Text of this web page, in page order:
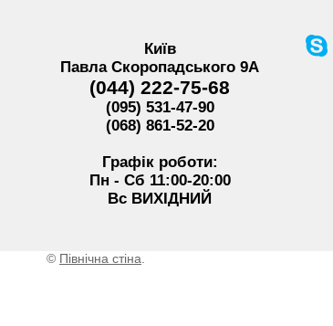
Київ
Павла Скоропадського 9А
(044) 222-75-68
(095) 531-47-90
(068) 861-52-20
Графік роботи:
Пн - Сб 11:00-20:00
Вс ВИХІДНИЙ
© Північна стіна